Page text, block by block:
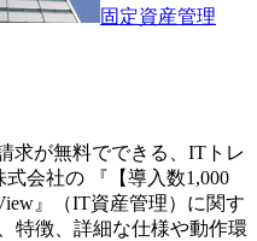
固定資産管理
求が無料でできる、ITトレ
式会社の 『 【導入数1,000
』（IT資産管理）に関す
特徴、詳細な仕様や動作環